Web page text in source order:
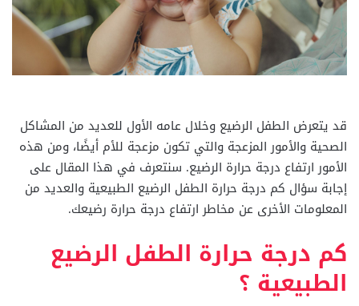
قد يتعرض الطفل الرضيع وخلال عامه الأول للعديد من المشاكل
الصحية والأمور المزعجة والتي تكون مزعجة للأم أيضًا، ومن هذه
الأمور ارتفاع درجة حرارة الرضيع. سنتعرف في هذا المقال على
إجابة سؤال كم درجة حرارة الطفل الرضيع الطبيعية والعديد من
المعلومات الأخرى عن مخاطر ارتفاع درجة حرارة رضيعك.
كم درجة حرارة الطفل الرضيع
الطبيعية ؟